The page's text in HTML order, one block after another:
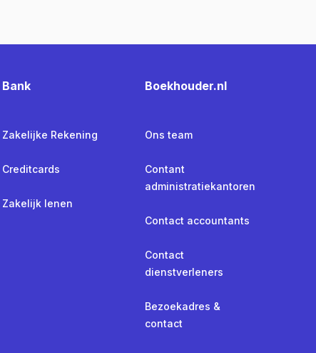
Bank
Zakelijke Rekening
Creditcards
Zakelijk lenen
Boekhouder.nl
Ons team
Contant
administratiekantoren
Contact accountants
Contact
dienstverleners
Bezoekadres &
contact